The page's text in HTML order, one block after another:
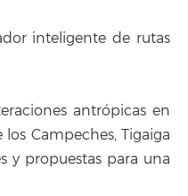
inteligente de rutas
antrópicas en
Campeches, Tigaiga
y propuestas para una